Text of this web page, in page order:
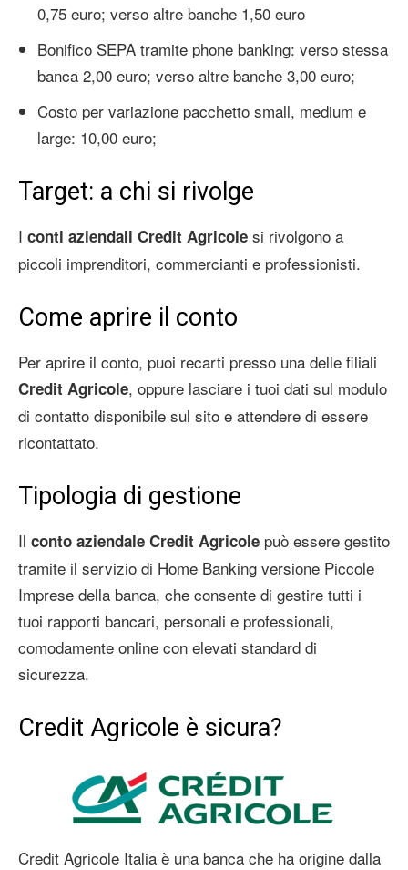
0,75 euro; verso altre banche 1,50 euro
Bonifico SEPA tramite phone banking: verso stessa
banca 2,00 euro; verso altre banche 3,00 euro;
Costo per variazione pacchetto small, medium e
large: 10,00 euro;
Target: a chi si rivolge
I conti aziendali Credit Agricole si rivolgono a
piccoli imprenditori, commercianti e professionisti.
Come aprire il conto
Per aprire il conto, puoi recarti presso una delle filiali
Credit Agricole, oppure lasciare i tuoi dati sul modulo
di contatto disponibile sul sito e attendere di essere
ricontattato.
Tipologia di gestione
Il conto aziendale Credit Agricole può essere gestito
tramite il servizio di Home Banking versione Piccole
Imprese della banca, che consente di gestire tutti i
tuoi rapporti bancari, personali e professionali,
comodamente online con elevati standard di
sicurezza.
Credit Agricole è sicura?
Credit Agricole Italia è una banca che ha origine dalla